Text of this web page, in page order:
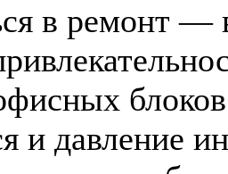
в ремонт —
и давление